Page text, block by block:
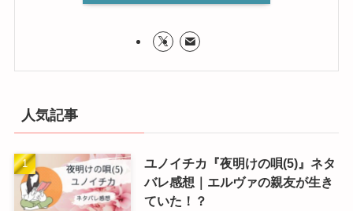
人気記事
ユノイチカ『夜明けの唄(5)』ネタ
バレ感想｜エルヴァの親友が生き
ていた！？